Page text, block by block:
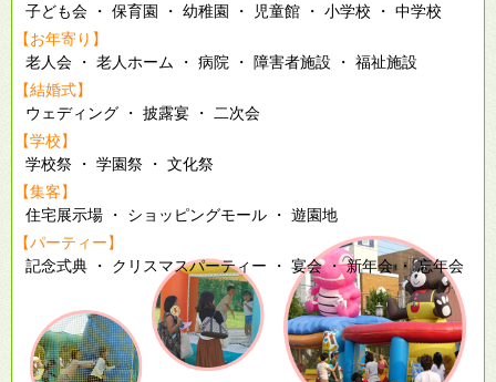
子ども会 ・ 保育園 ・ 幼稚園 ・ 児童館 ・ 小学校 ・ 中学校
【お年寄り】
老人会 ・ 老人ホーム ・ 病院 ・ 障害者施設 ・ 福祉施設
【結婚式】
ウェディング ・ 披露宴 ・ 二次会
【学校】
学校祭 ・ 学園祭 ・ 文化祭
【集客】
住宅展示場 ・ ショッピングモール ・ 遊園地
【パーティー】
記念式典 ・ クリスマスパーティー ・ 宴会 ・ 新年会 ・ 忘年会